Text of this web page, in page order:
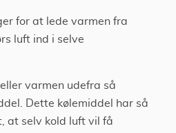
for at lede varmen fra
luft ind i selve
varmen udefra så
Dette kølemiddel har så
at selv kold luft vil få